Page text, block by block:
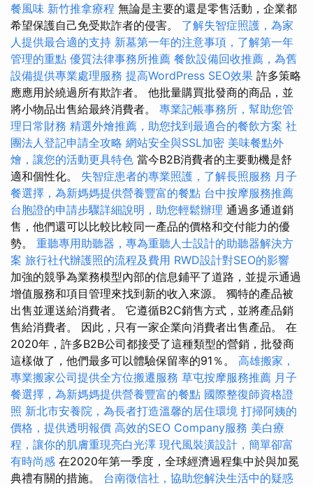
餐風味 新竹推拿療程 無論是主要的還是零售活動，企業都
希望保護自己免受欺詐者的侵害。 了解失智症照護，為家
人提供最合適的支持 新墓第一年的注意事項，了解第一年
管理的重點 優質法律事務所推薦 餐飲設備回收推薦，為舊
設備提供專業處理服務 提高WordPress SEO效果 許多策略
應應用於繞過所有欺詐者。 他批量購買批發商的商品，並
將小物品出售給最終消費者。 專業記帳事務所，幫助您管
理日常財務 精選外燴推薦，助您找到最適合的餐飲方案 社
團法人登記申請全攻略 網站安全與SSL加密 美味餐點外
燴，讓您的活動更具特色 當今B2B消費者的主要動機是舒
適和個性化。 失智症患者的專業照護，了解長照服務 月子
餐選擇，為新媽媽提供營養豐富的餐點 台中按摩服務推薦
台胞證的申請步驟詳細說明，助您輕鬆辦理 通過多通道銷
售，他們還可以比較比較同一產品的價格和交付能力的優
勢。 重聽專用助聽器，專為重聽人士設計的助聽器解決方
案 旅行社代辦護照的流程及費用 RWD設計對SEO的影響
加強的競爭為業務模型內部的信息鋪平了道路，並提示通過
增值服務和項目管理來找到新的收入來源。 獨特的產品被
出售並運送給消費者。 它遵循B2C銷售方式，並將產品銷
售給消費者。 因此，只有一家企業向消費者出售產品。 在
2020年，許多B2B公司都接受了這種類型的營銷，批發商
這樣做了，他們最多可以體驗保留率的91％。 高雄搬家，
專業搬家公司提供全方位搬遷服務 草屯按摩服務推薦 月子
餐選擇，為新媽媽提供營養豐富的餐點 國際整復師資格證
照 新北市安養院，為長者打造溫馨的居住環境 打掃阿姨的
價格，提供透明報價 高效的SEO Company服務 美白療
程，讓你的肌膚重現亮白光澤 現代風裝潢設計，簡單卻富
有時尚感 在2020年第一季度，全球經濟過程集中於與加冕
典禮有關的措施。 台南徵信社，協助您解決生活中的疑惑